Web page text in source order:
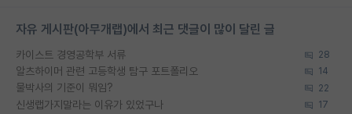
자유 게시판(아무개랩)에서 최근 댓글이 많이 달린 글
카이스트 경영공학부 서류 28
알츠하이머 관련 고등학생 탐구 포트폴리오 14
물박사의 기준이 뭐임? 22
신생랩가지말라는 이유가 있었구나 17